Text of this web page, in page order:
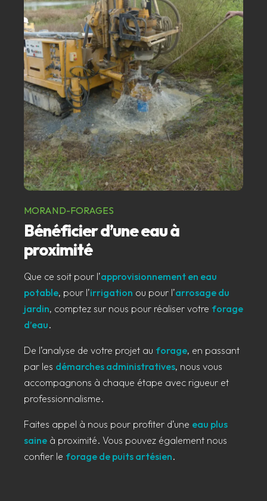
MORAND-FORAGES
Bénéficier d’une eau à
proximité
Que ce soit pour l’approvisionnement en eau
potable, pour l’irrigation ou pour l’arrosage du
jardin, comptez sur nous pour réaliser votre forage
d’eau.
De l’analyse de votre projet au forage, en passant
par les démarches administratives, nous vous
accompagnons à chaque étape avec rigueur et
professionnalisme.
Faites appel à nous pour profiter d’une eau plus
saine à proximité. Vous pouvez également nous
confier le forage de puits artésien.